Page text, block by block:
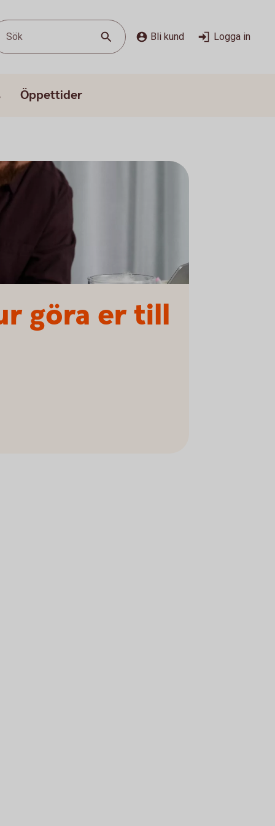
Sök Bli kund Logga in
Öppettider
göra er till